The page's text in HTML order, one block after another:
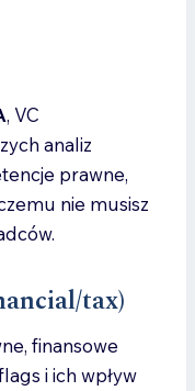
, VC
analiz
prawne,
nie musisz
tax)
finansowe
i ich wpływ